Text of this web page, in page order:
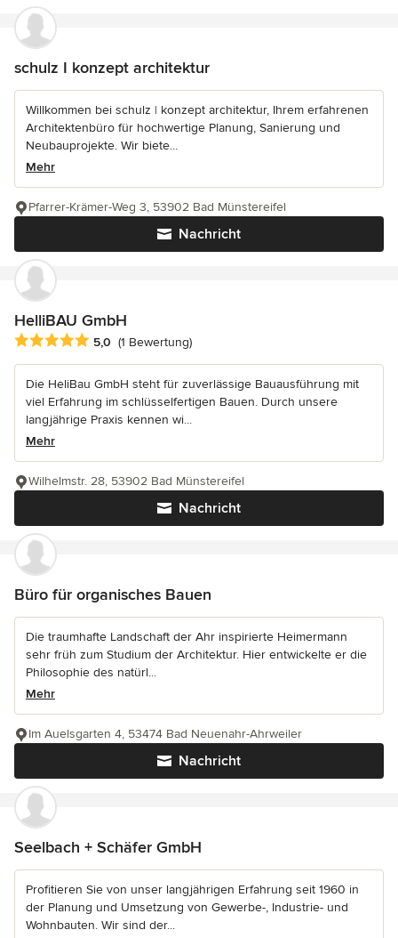
schulz I konzept architektur
Willkommen bei schulz | konzept architektur, Ihrem erfahrenen
Architektenbüro für hochwertige Planung, Sanierung und
Neubauprojekte. Wir biete...
Mehr
Nachricht
Pfarrer-Krämer-Weg 3, 53902 Bad Münstereifel
HelliBAU GmbH
Durchschnittliche Bewertung: 5 von 5 Sternen
5,0 (1 Bewertung)
Die HeliBau GmbH steht für zuverlässige Bauausführung mit
viel Erfahrung im schlüsselfertigen Bauen. Durch unsere
langjährige Praxis kennen wi...
Mehr
Nachricht
Wilhelmstr. 28, 53902 Bad Münstereifel
Büro für organisches Bauen
Die traumhafte Landschaft der Ahr inspirierte Heimermann
sehr früh zum Studium der Architektur. Hier entwickelte er die
Philosophie des natürl...
Mehr
Nachricht
Im Auelsgarten 4, 53474 Bad Neuenahr-Ahrweiler
Seelbach + Schäfer GmbH
Profitieren Sie von unser langjährigen Erfahrung seit 1960 in
der Planung und Umsetzung von Gewerbe-, Industrie- und
Wohnbauten. Wir sind der...